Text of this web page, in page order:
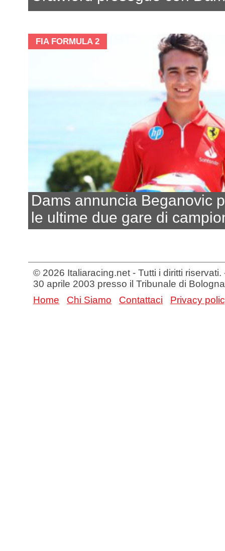
FIA FORMULA 2
Dams annuncia Beganovic
le ultime due gare di
© 2026 Italiaracing.net - Tutti i diritti
30 aprile 2003 presso il Tribunale di Bologna
Home
Chi Siamo Contattaci Privacy